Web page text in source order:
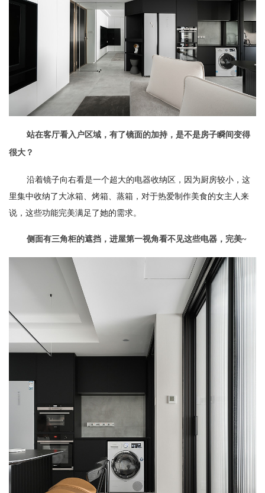
站在客厅看入户区域，有了镜面的加持，是不是房子瞬间变得
很大？
沿着镜子向右看是一个超大的电器收纳区，因为厨房较小，这
里集中收纳了大冰箱、烤箱、蒸箱，对于热爱制作美食的女主人来
说，这些功能完美满足了她的需求。
侧面有三角柜的遮挡，进屋第一视角看不见这些电器，完美~